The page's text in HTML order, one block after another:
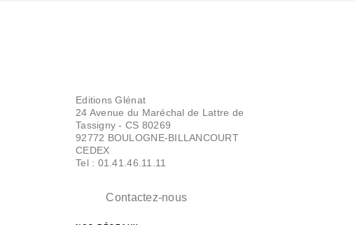
Editions Glénat
24 Avenue du Maréchal de Lattre de
Tassigny - CS 80269
92772 BOULOGNE-BILLANCOURT
CEDEX
Tel : 01.41.46.11.11
Contactez-nous